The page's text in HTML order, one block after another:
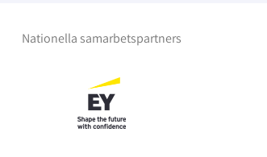
Nationella samarbetspartners